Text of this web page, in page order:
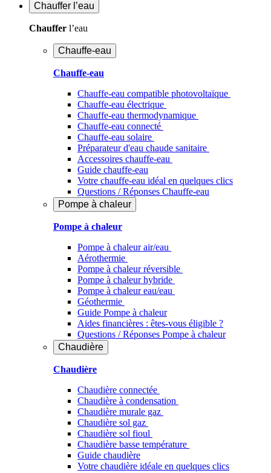
Chauffer l’eau
Chauffer l’eau
Chauffe-eau
Chauffe-eau
Chauffe-eau compatible photovoltaïque
Chauffe-eau électrique
Chauffe-eau thermodynamique
Chauffe-eau connecté
Chauffe-eau solaire
Préparateur d'eau chaude sanitaire
Accessoires chauffe-eau
Guide chauffe-eau
Votre chauffe-eau idéal en quelques clics
Questions / Réponses Chauffe-eau
Pompe à chaleur
Pompe à chaleur
Pompe à chaleur air/eau
Aérothermie
Pompe à chaleur réversible
Pompe à chaleur hybride
Pompe à chaleur​ eau/eau
Géothermie
Guide Pompe à chaleur
Aides financières : êtes-vous éligible ?
Questions / Réponses Pompe à chaleur
Chaudière
Chaudière
Chaudière connectée
Chaudière à condensation
Chaudière murale gaz
Chaudière sol gaz
Chaudière sol fioul
Chaudière basse température
Guide chaudière
Votre chaudière idéale en quelques clics